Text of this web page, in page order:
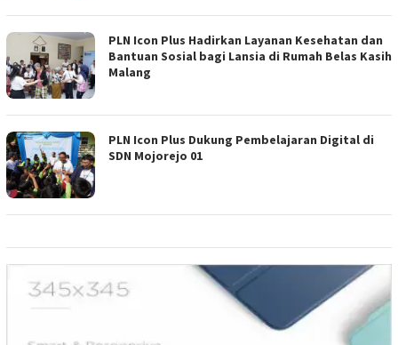
PLN Icon Plus Hadirkan Layanan Kesehatan dan
Bantuan Sosial bagi Lansia di Rumah Belas Kasih
Malang
PLN Icon Plus Dukung Pembelajaran Digital di
SDN Mojorejo 01